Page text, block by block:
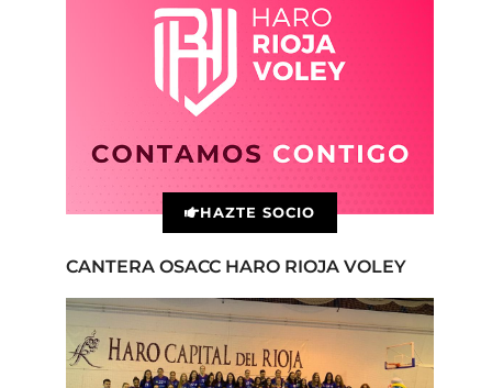
HAZTE SOCIO
CANTERA OSACC HARO RIOJA VOLEY